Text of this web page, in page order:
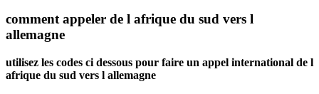
comment appeler de l afrique du sud vers l
allemagne
utilisez les codes ci dessous pour faire un appel international de l
afrique du sud vers l allemagne